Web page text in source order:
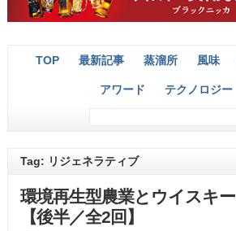
TOP 最新記事 蒸溜所 風味
アワード テクノロジー
Tag: リジェネラティブ
環境再生型農業とウイスキー
【後半／全2回】